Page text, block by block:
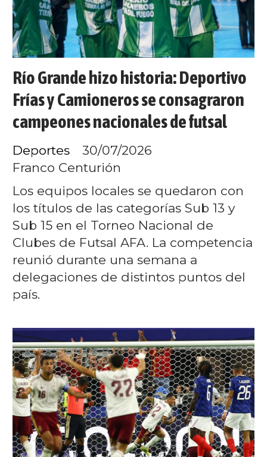
Río Grande hizo historia: Deportivo
Frías y Camioneros se consagraron
campeones nacionales de futsal
Franco Centurión
Deportes 30/07/2026
Los equipos locales se quedaron con
los títulos de las categorías Sub 13 y
Sub 15 en el Torneo Nacional de
Clubes de Futsal AFA. La competencia
reunió durante una semana a
delegaciones de distintos puntos del
país.